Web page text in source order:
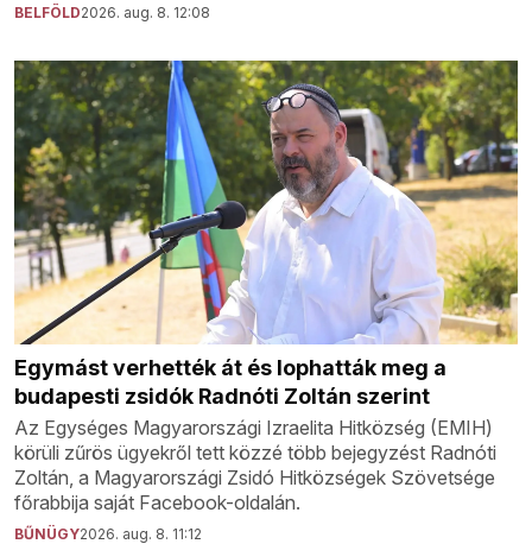
BELFÖLD2026. aug. 8. 12:08
Egymást verhették át és lophatták meg a
budapesti zsidók Radnóti Zoltán szerint
Az Egységes Magyarországi Izraelita Hitközség (EMIH)
körüli zűrös ügyekről tett közzé több bejegyzést Radnóti
Zoltán, a Magyarországi Zsidó Hitközségek Szövetsége
főrabbija saját Facebook-oldalán.
BŰNÜGY2026. aug. 8. 11:12